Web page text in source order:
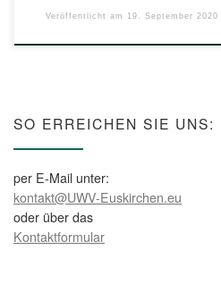
Veröffentlicht am 19. September 2020
SO ERREICHEN SIE UNS:
per E-Mail unter:
kontakt@UWV-Euskirchen.eu
oder über das
Kontaktformular